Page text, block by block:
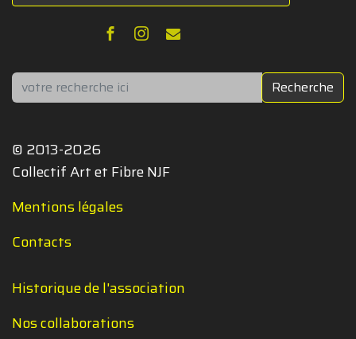
Rechercher Recherche
© 2013-2026
Collectif Art et Fibre NJF
Mentions légales
Contacts
Historique de l'association
Nos collaborations